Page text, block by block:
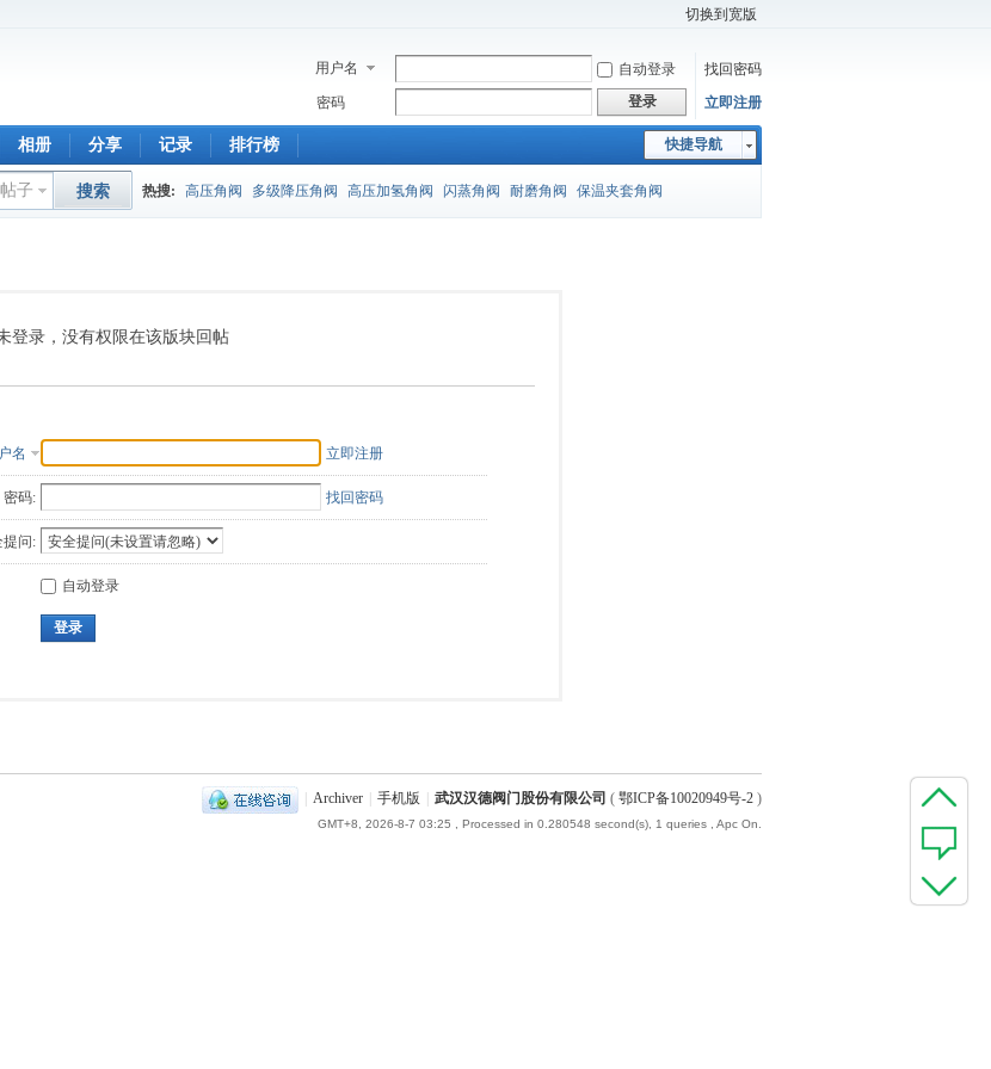
切换到宽版
用户名 自动登录
找回密码
密码
登录 立即注册
快捷导航
相册 分享 记录 排行榜
帖子 搜索 热搜: 高压角阀 多级降压角阀 高压加氢角阀 闪蒸角阀 耐磨角阀 保温夹套角阀
登录，没有权限在该版块回帖
名 立即注册
密码: 找回密码
提问:
自动登录
登录
Archiver 手机版 武汉汉德阀门股份有限公司 ( 鄂ICP备10020949号-2 )
GMT+8, 2026-8-7 03:25 , Processed in 0.280548 second(s), 1 queries , Apc On.